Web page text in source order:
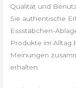
Qualität und
Sie authentische
Essstäbchen-
Produkte im Alltag
Meinungen
erhalten.